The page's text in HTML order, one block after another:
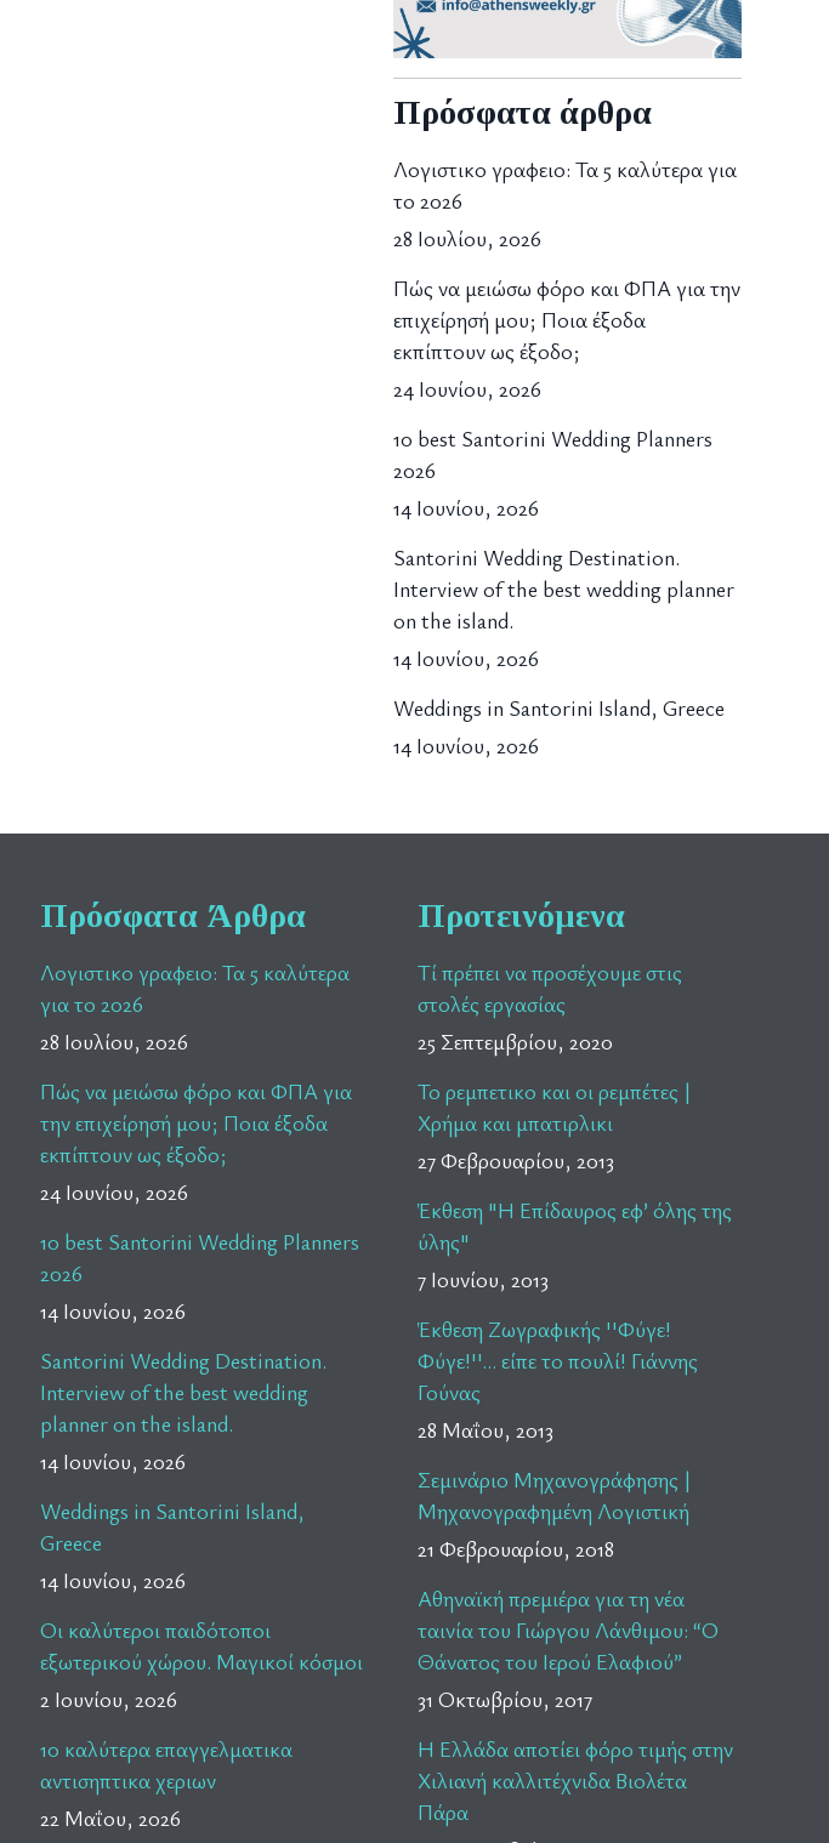
Πρόσφατα άρθρα
Λογιστικο γραφειο: Τα 5 καλύτερα για
το 2026
28 Ιουλίου, 2026
Πώς να μειώσω φόρο και ΦΠΑ για την
επιχείρησή μου; Ποια έξοδα
εκπίπτουν ως έξοδο;
24 Ιουνίου, 2026
10 best Santorini Wedding Planners
2026
14 Ιουνίου, 2026
Santorini Wedding Destination.
Interview of the best wedding planner
on the island.
14 Ιουνίου, 2026
Weddings in Santorini Island, Greece
14 Ιουνίου, 2026
Πρόσφατα Άρθρα
Λογιστικο γραφειο: Τα 5 καλύτερα
για το 2026
28 Ιουλίου, 2026
Πώς να μειώσω φόρο και ΦΠΑ για
την επιχείρησή μου; Ποια έξοδα
εκπίπτουν ως έξοδο;
24 Ιουνίου, 2026
10 best Santorini Wedding Planners
2026
14 Ιουνίου, 2026
Santorini Wedding Destination.
Interview of the best wedding
planner on the island.
14 Ιουνίου, 2026
Weddings in Santorini Island,
Greece
14 Ιουνίου, 2026
Οι καλύτεροι παιδότοποι
εξωτερικού χώρου. Μαγικοί κόσμοι
2 Ιουνίου, 2026
10 καλύτερα επαγγελματικα
αντισηπτικα χεριων
22 Μαΐου, 2026
Προτεινόμενα
Τί πρέπει να προσέχουμε στις
στολές εργασίας
25 Σεπτεμβρίου, 2020
Το ρεμπετικο και οι ρεμπέτες |
Χρήμα και μπατιρλικι
27 Φεβρουαρίου, 2013
Έκθεση "Η Επίδαυρος εφ’ όλης της
ύλης"
7 Ιουνίου, 2013
Έκθεση Ζωγραφικής ''Φύγε!
Φύγε!''… είπε το πουλί! Γιάννης
Γούνας
28 Μαΐου, 2013
Σεμινάριο Μηχανογράφησης |
Μηχανογραφημένη Λογιστική
21 Φεβρουαρίου, 2018
Αθηναϊκή πρεμιέρα για τη νέα
ταινία του Γιώργου Λάνθιμου: “Ο
Θάνατος του Ιερού Ελαφιού”
31 Οκτωβρίου, 2017
Η Ελλάδα αποτίει φόρο τιμής στην
Χιλιανή καλλιτέχνιδα Βιολέτα
Πάρα